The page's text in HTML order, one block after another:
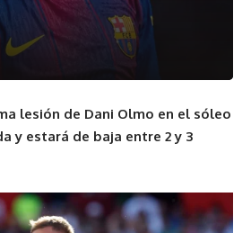
lesión de Dani Olmo en el sóleo
y estará de baja entre 2 y 3